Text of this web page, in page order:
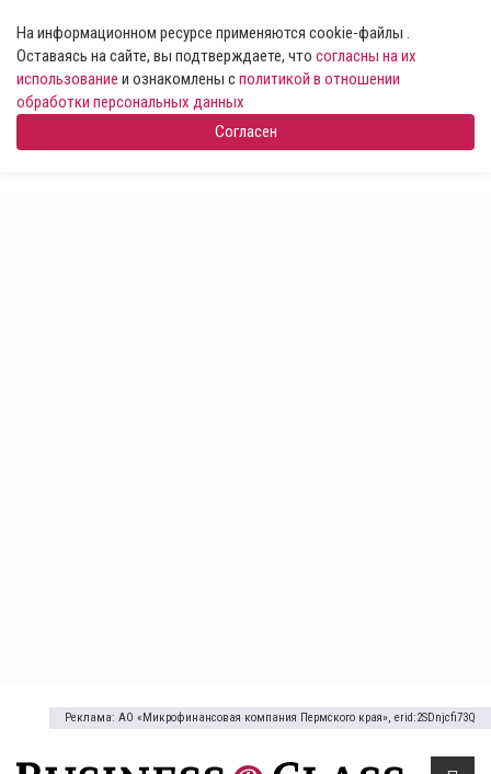
На информационном ресурсе применяются cookie-файлы .
Оставаясь на сайте, вы подтверждаете, что согласны на их
использование и ознакомлены сполитикой в отношении
обработки персональных данных
Согласен
Реклама: АО «Микрофинансовая компания Пермского края», erid:2SDnjcfi73Q